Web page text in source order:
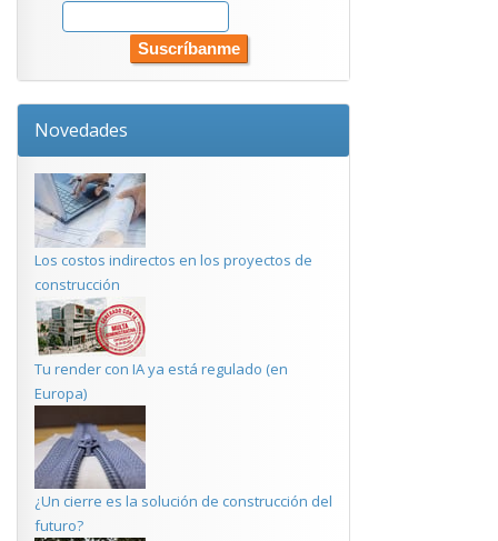
Novedades
Los costos indirectos en los proyectos de
construcción
Tu render con IA ya está regulado (en
Europa)
¿Un cierre es la solución de construcción del
futuro?